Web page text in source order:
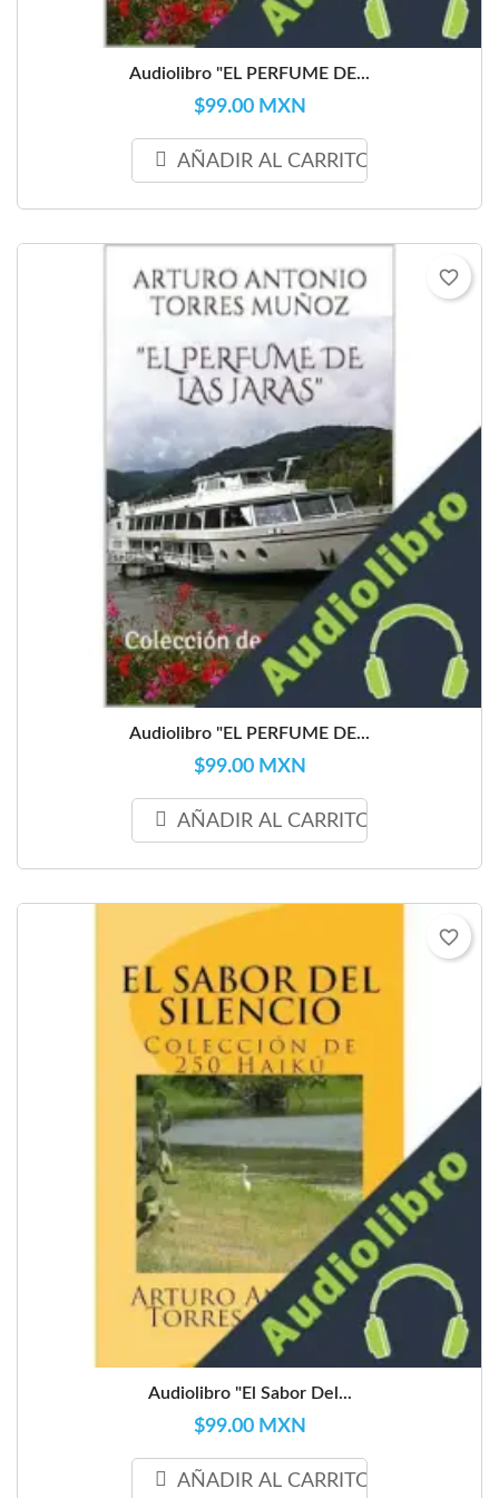
Audiolibro "EL PERFUME DE...
$99.00 MXN
AÑADIR AL CARRITO
Audiolibro "EL PERFUME DE...
$99.00 MXN
AÑADIR AL CARRITO
favorite_border
Audiolibro "El Sabor Del...
$99.00 MXN
AÑADIR AL CARRITO
favorite_border